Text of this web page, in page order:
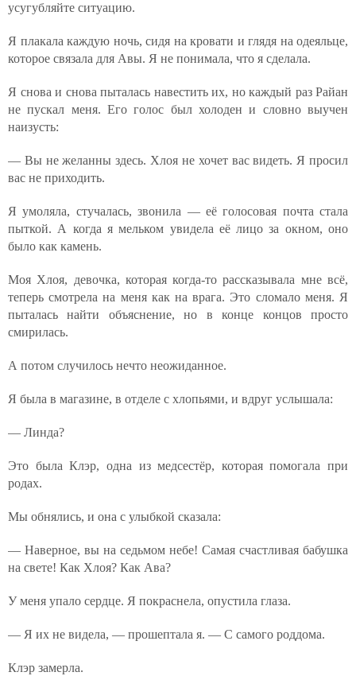
усугубляйте ситуацию.
Я плакала каждую ночь, сидя на кровати и глядя на одеяльце,
которое связала для Авы. Я не понимала, что я сделала.
Я снова и снова пыталась навестить их, но каждый раз Райан
не пускал меня. Его голос был холоден и словно выучен
наизусть:
— Вы не желанны здесь. Хлоя не хочет вас видеть. Я просил
вас не приходить.
Я умоляла, стучалась, звонила — её голосовая почта стала
пыткой. А когда я мельком увидела её лицо за окном, оно
было как камень.
Моя Хлоя, девочка, которая когда-то рассказывала мне всё,
теперь смотрела на меня как на врага. Это сломало меня. Я
пыталась найти объяснение, но в конце концов просто
смирилась.
А потом случилось нечто неожиданное.
Я была в магазине, в отделе с хлопьями, и вдруг услышала:
— Линда?
Это была Клэр, одна из медсестёр, которая помогала при
родах.
Мы обнялись, и она с улыбкой сказала:
— Наверное, вы на седьмом небе! Самая счастливая бабушка
на свете! Как Хлоя? Как Ава?
У меня упало сердце. Я покраснела, опустила глаза.
— Я их не видела, — прошептала я. — С самого роддома.
Клэр замерла.